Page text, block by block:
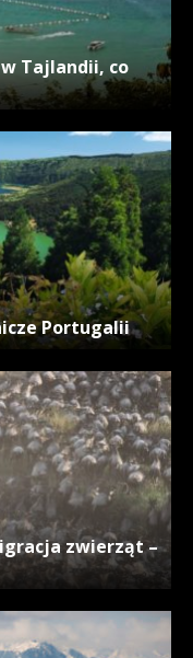
Tajlandii, co
Portugalii
zwierząt –